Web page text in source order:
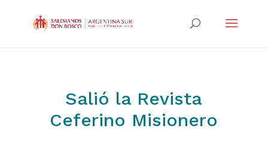
Salió la Revista
Ceferino Misionero